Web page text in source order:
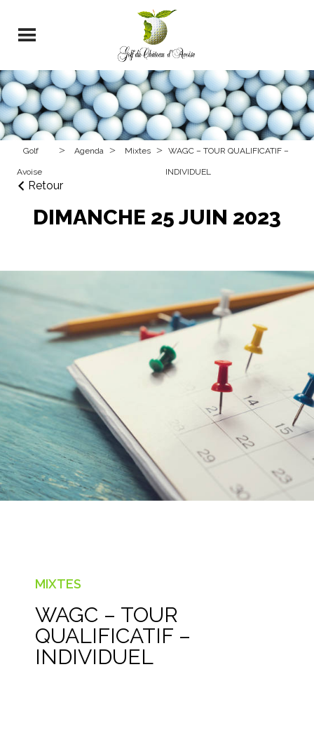
Golf
Avoise
> Agenda > Mixtes > WAGC – TOUR QUALIFICATIF –
INDIVIDUEL
Retour
DIMANCHE 25 JUIN 2023
MIXTES
WAGC – TOUR
QUALIFICATIF –
INDIVIDUEL